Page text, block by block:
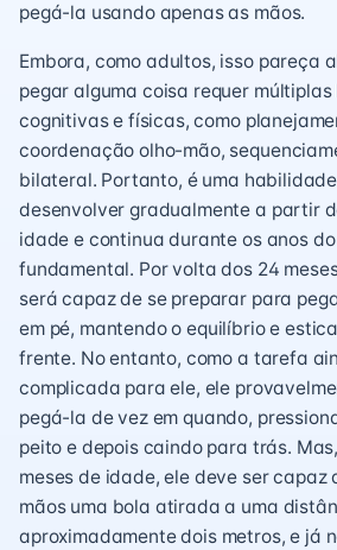
pegá-la usando apenas as mãos.
Embora, como adultos, isso pareça
pegar alguma coisa requer
cognitivas e físicas, como
coordenação olho-mão,
bilateral. Portanto, é uma
desenvolver gradualmente a partir
idade e continua durante os anos
fundamental. Por volta dos 24
será capaz de se preparar para
em pé, mantendo o equilíbrio e
frente. No entanto, como a tarefa
complicada para ele, ele
pegá-la de vez em quando,
peito e depois caindo para trás.
meses de idade, ele deve ser capaz
mãos uma bola atirada a uma
aproximadamente dois metros, e já